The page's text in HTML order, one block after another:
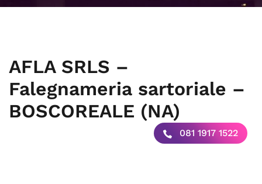
AFLA SRLS –
Falegnameria sartoriale –
BOSCOREALE (NA)
081 1917 1522